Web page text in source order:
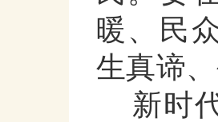
暖、民
生真谛
新时